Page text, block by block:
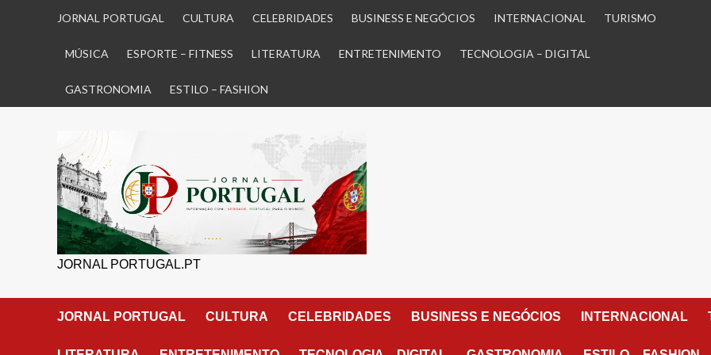
JORNAL PORTUGAL CULTURA CELEBRIDADES BUSINESS E NEGÓCIOS INTERNACIONAL TURISMO
MÚSICA ESPORTE – FITNESS LITERATURA ENTRETENIMENTO TECNOLOGIA – DIGITAL
GASTRONOMIA ESTILO – FASHION
JORNAL PORTUGAL.PT
JORNAL PORTUGAL CULTURA CELEBRIDADES BUSINESS E NEGÓCIOS INTERNACIONAL